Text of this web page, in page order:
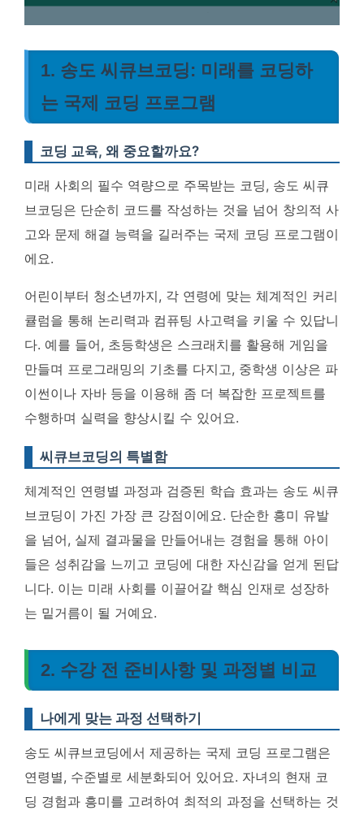
1. 송도 씨큐브코딩: 미래를 코딩하
는 국제 코딩 프로그램
코딩 교육, 왜 중요할까요?
미래 사회의 필수 역량으로 주목받는 코딩, 송도 씨큐
브코딩은 단순히 코드를 작성하는 것을 넘어 창의적 사
고와 문제 해결 능력을 길러주는 국제 코딩 프로그램이
에요.
어린이부터 청소년까지, 각 연령에 맞는 체계적인 커리
큘럼을 통해 논리력과 컴퓨팅 사고력을 키울 수 있답니
다. 예를 들어, 초등학생은 스크래치를 활용해 게임을
만들며 프로그래밍의 기초를 다지고, 중학생 이상은 파
이썬이나 자바 등을 이용해 좀 더 복잡한 프로젝트를
수행하며 실력을 향상시킬 수 있어요.
씨큐브코딩의 특별함
체계적인 연령별 과정과 검증된 학습 효과는 송도 씨큐
브코딩이 가진 가장 큰 강점이에요. 단순한 흥미 유발
을 넘어, 실제 결과물을 만들어내는 경험을 통해 아이
들은 성취감을 느끼고 코딩에 대한 자신감을 얻게 된답
니다. 이는 미래 사회를 이끌어갈 핵심 인재로 성장하
는 밑거름이 될 거예요.
2. 수강 전 준비사항 및 과정별 비교
나에게 맞는 과정 선택하기
송도 씨큐브코딩에서 제공하는 국제 코딩 프로그램은
연령별, 수준별로 세분화되어 있어요. 자녀의 현재 코
딩 경험과 흥미를 고려하여 최적의 과정을 선택하는 것